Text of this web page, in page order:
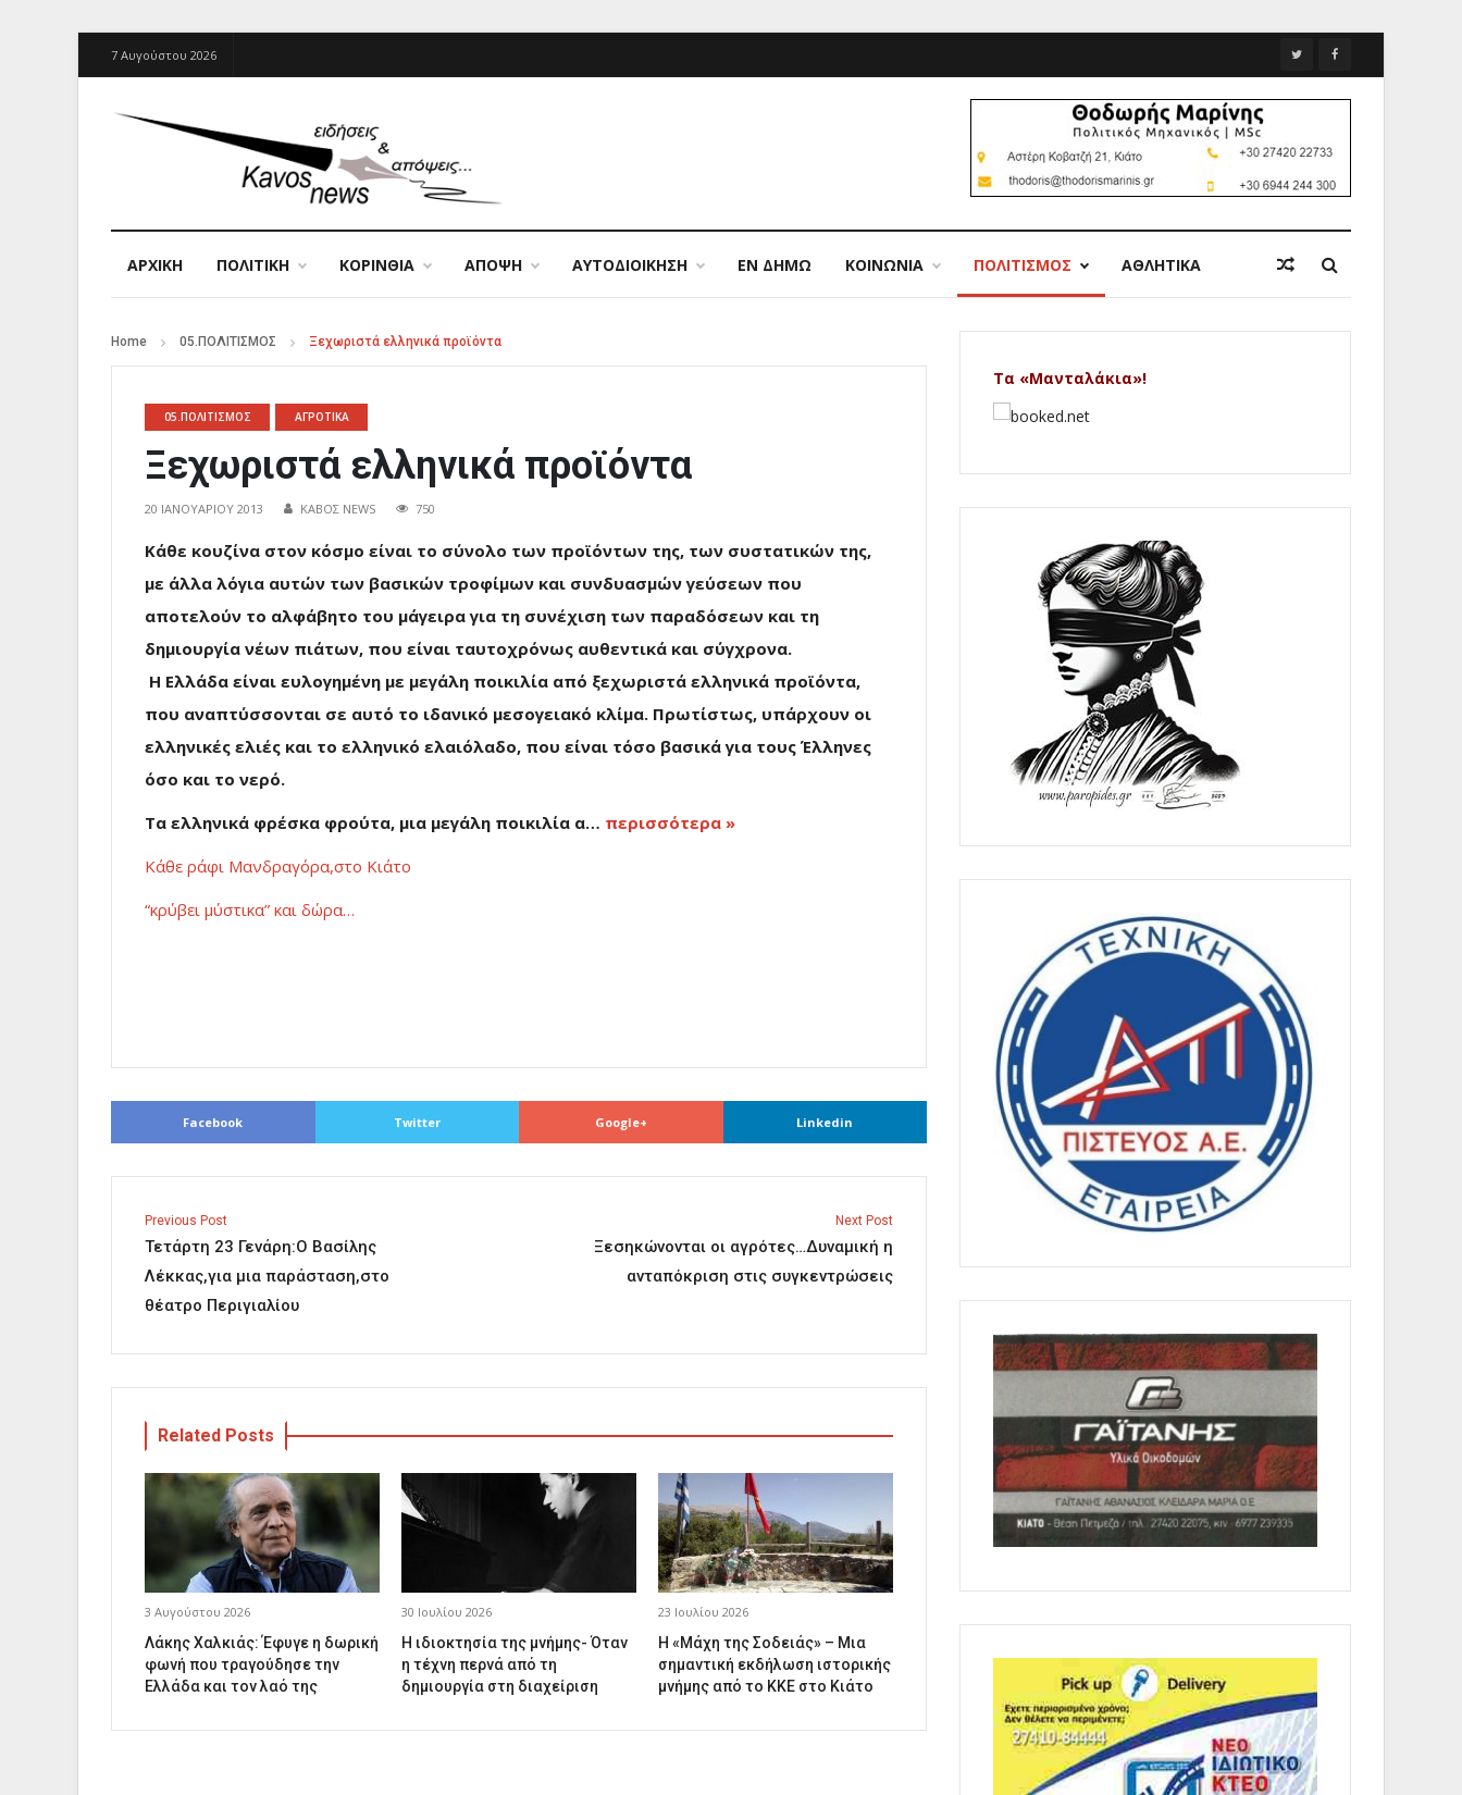
7 Αυγούστου 2026
ΑΡΧΙΚΉ ΠΟΛΙΤΙΚΗ ΚΟΡΙΝΘΙΑ ΑΠΟΨΗ ΑΥΤΟΔΙΟΙΚΗΣΗ ΕΝ ΔΗΜΩ ΚΟΙΝΩΝΙΑ ΠΟΛΙΤΙΣΜΟΣ ΑΘΛΗΤΙΚΑ
Home 05.ΠΟΛΙΤΙΣΜΟΣ Ξεχωριστά ελληνικά προϊόντα
05.ΠΟΛΙΤΙΣΜΟΣ ΑΓΡΟΤΙΚΑ
Ξεχωριστά ελληνικά προϊόντα
20 ΙΑΝΟΥΑΡΊΟΥ 2013 ΚΑΒΟΣ NEWS 750
Κάθε κουζίνα στον κόσμο είναι το σύνολο των προϊόντων της, των συστατικών της,
με άλλα λόγια αυτών των βασικών τροφίμων και συνδυασμών γεύσεων που
αποτελούν το αλφάβητο του μάγειρα για τη συνέχιση των παραδόσεων και τη
δημιουργία νέων πιάτων, που είναι ταυτοχρόνως αυθεντικά και σύγχρονα.
Η Ελλάδα είναι ευλογημένη με μεγάλη ποικιλία από ξεχωριστά ελληνικά προϊόντα,
που αναπτύσσονται σε αυτό το ιδανικό μεσογειακό κλίμα. Πρωτίστως, υπάρχουν οι
ελληνικές ελιές και το ελληνικό ελαιόλαδο, που είναι τόσο βασικά για τους Έλληνες
όσο και το νερό.
Τα ελληνικά φρέσκα φρούτα, μια μεγάλη ποικιλία α… περισσότερα »
Κάθε ράφι Μανδραγόρα,στο Κιάτο
“κρύβει μύστικα” και δώρα…
Facebook Twitter Google+ Linkedin
Previous Post
Τετάρτη 23 Γενάρη:Ο Βασίλης
Λέκκας,για μια παράσταση,στο
θέατρο Περιγιαλίου
Next Post
Ξεσηκώνονται οι αγρότες…Δυναμική η
ανταπόκριση στις συγκεντρώσεις
Related Posts
3 Αυγούστου 2026
Λάκης Χαλκιάς: Έφυγε η δωρική
φωνή που τραγούδησε την
Ελλάδα και τον λαό της
30 Ιουλίου 2026
Η ιδιοκτησία της μνήμης- Όταν
η τέχνη περνά από τη
δημιουργία στη διαχείριση
23 Ιουλίου 2026
Η «Μάχη της Σοδειάς» – Μια
σημαντική εκδήλωση ιστορικής
μνήμης από το ΚΚΕ στο Κιάτο
Τα «Μανταλάκια»!